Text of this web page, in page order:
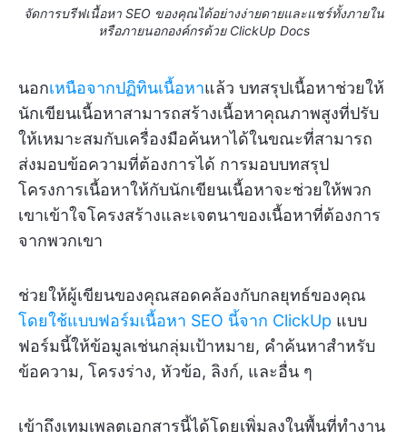
จัดการบรีฟเนื้อหา SEO ของคุณได้อย่างง่ายดายและแชร์ทั้งภายใน
หรือภายนอกองค์กรด้วย ClickUp Docs
นอกเหนือจากปฏิทินเนื้อหาแล้ว บทสรุปเนื้อหาช่วยให้
นักเขียนเนื้อหาสามารถสร้างเนื้อหาคุณภาพสูงที่ปรับ
ให้เหมาะสมกับเครื่องมือค้นหาได้ในขณะที่สามารถ
ส่งมอบข้อความที่ต้องการได้ การมอบบทสรุป
โครงการเนื้อหาให้กับนักเขียนเนื้อหาจะช่วยให้พวก
เขาเข้าใจโครงสร้างและเจตนาของเนื้อหาที่ต้องการ
จากพวกเขา
ช่วยให้ผู้เขียนของคุณสอดคล้องกับกลยุทธ์ของคุณ
โดยใช้แบบฟอร์มเนื้อหา SEO นี้จาก ClickUp แบบ
ฟอร์มนี้ให้ข้อมูลเช่นกลุ่มเป้าหมาย, คำค้นหาสำหรับ
ข้อความ, โครงร่าง, หัวข้อ, ลิงก์, และอื่น ๆ
เข้าถึงเทมเพลตเอกสารนี้ได้โดยเพิ่มลงในพื้นที่ทำงาน